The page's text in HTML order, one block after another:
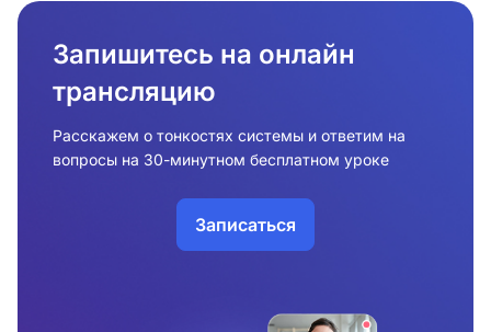
Запишитесь на онлайн
трансляцию
Расскажем о тонкостях системы и ответим на
вопросы на 30-минутном бесплатном уроке
Записаться